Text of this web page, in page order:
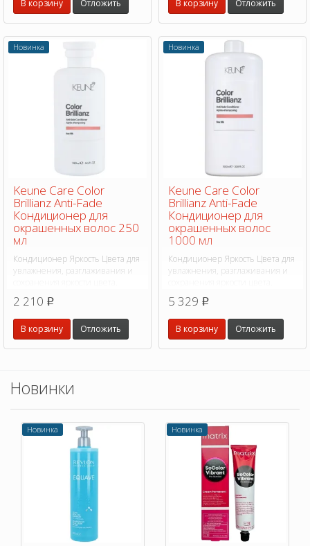
В корзину Отложить В корзину Отложить
Новинка
Keune Care Color
Brillianz Anti-Fade
Кондиционер для
окрашенных волос 250
мл
Кондиционер Яркость Цвета для
увлажнения, разглаживания и
закрыть кутикулу, уменьшить
выцветание и усилить блеск.
2 210 p
В корзину Отложить
Новинка
Keune Care Color
Brillianz Anti-Fade
Кондиционер для
окрашенных волос
1000 мл
Кондиционер Яркость Цвета для
увлажнения, разглаживания и
закрыть кутикулу, уменьшить
выцветание и усилить блеск.
5 329 p
В корзину Отложить
Новинки
Новинка Новинка